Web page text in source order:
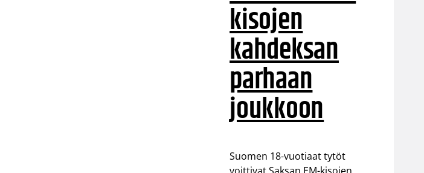
kisojen
kahdeksan
parhaan
joukkoon
Suomen 18-vuotiaat tytöt